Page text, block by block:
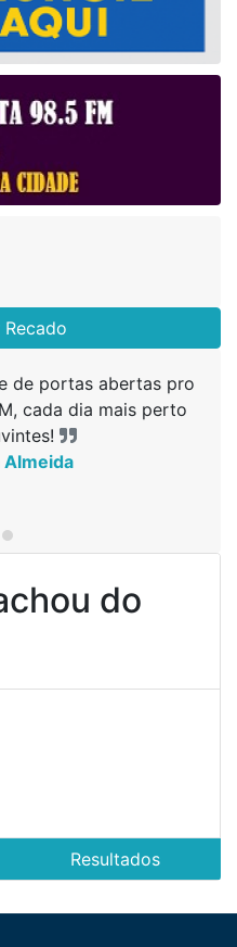
de portas abertas pro
cada dia mais perto
Almeida
de portas abertas pro
cada dia mais perto
Almeida
parabéns !
de portas abertas pro
cada dia mais perto
Almeida
do
Resultados